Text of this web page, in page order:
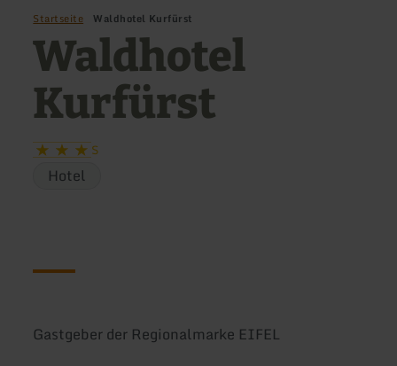
Startseite Waldhotel Kurfürst
Waldhotel
Kurfürst
S
Hotel
Gastgeber der Regionalmarke EIFEL